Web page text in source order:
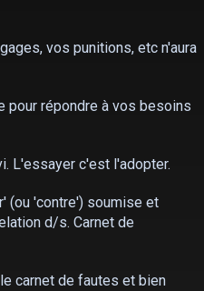
vos punitions, etc n'aura
pour répondre à vos besoins
L'essayer c'est l'adopter.
(ou 'contre') soumise et
d/s. Carnet de
carnet de fautes et bien